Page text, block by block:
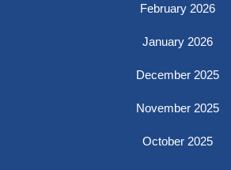
February 2026
January 2026
December 2025
November 2025
October 2025